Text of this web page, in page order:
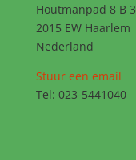
Houtmanpad 8 B 3
2015 EW Haarlem
Nederland
Stuur een email
Tel: 023-5441040